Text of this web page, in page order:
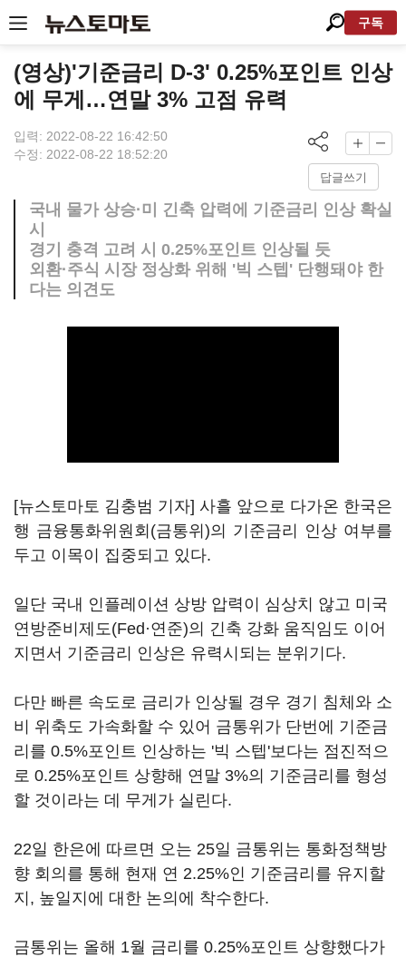
구독
(영상)'기준금리 D-3' 0.25%포인트 인상
에 무게…연말 3% 고점 유력
입력: 2022-08-22 16:42:50
수정: 2022-08-22 18:52:20
답글쓰기
국내 물가 상승·미 긴축 압력에 기준금리 인상 확실
시
경기 충격 고려 시 0.25%포인트 인상될 듯
외환·주식 시장 정상화 위해 '빅 스텝' 단행돼야 한
다는 의견도
[뉴스토마토 김충범 기자] 사흘 앞으로 다가온 한국은
행 금융통화위원회(금통위)의 기준금리 인상 여부를
두고 이목이 집중되고 있다.
일단 국내 인플레이션 상방 압력이 심상치 않고 미국
연방준비제도(Fed·연준)의 긴축 강화 움직임도 이어
지면서 기준금리 인상은 유력시되는 분위기다.
다만 빠른 속도로 금리가 인상될 경우 경기 침체와 소
비 위축도 가속화할 수 있어 금통위가 단번에 기준금
리를 0.5%포인트 인상하는 '빅 스텝'보다는 점진적으
로 0.25%포인트 상향해 연말 3%의 기준금리를 형성
할 것이라는 데 무게가 실린다.
22일 한은에 따르면 오는 25일 금통위는 통화정책방
향 회의를 통해 현재 연 2.25%인 기준금리를 유지할
지, 높일지에 대한 논의에 착수한다.
금통위는 올해 1월 금리를 0.25%포인트 상향했다가